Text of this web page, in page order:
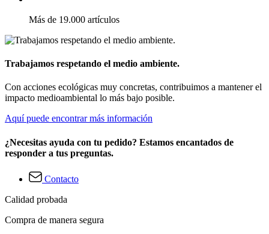
Más de 19.000 artículos
Trabajamos respetando el medio ambiente.
Con acciones ecológicas muy concretas, contribuimos a mantener el
impacto medioambiental lo más bajo posible.
Aquí puede encontrar más información
¿Necesitas ayuda con tu pedido? Estamos encantados de
responder a tus preguntas.
Contacto
Calidad probada
Compra de manera segura